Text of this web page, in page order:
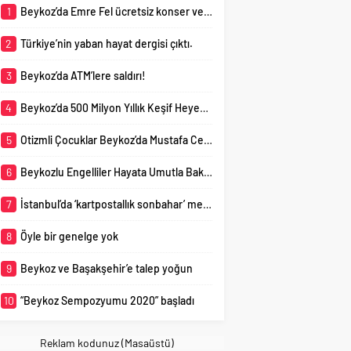
içinde...
İstanbul’da konut sektöründeki
değerlendiren Yüksek
Demir,...
tip koronavirüs (Kovid-
çevrim içi olarak başladı.
tarafından bu yıl ikincisi
Sempozyumu 2020”...
1 Beykoz’da Emre Fel ücretsiz konser verecek
2 Türkiye’nin yaban hayat dergisi çıktı.
3 Beykoz’da ATM’lere saldırı!
4 Beykoz’da 500 Milyon Yıllık Keşif Heyecanı
5 Otizmli Çocuklar Beykoz’da Mustafa Ceceli Ve Atla Terapiyle Buluştu
6 Beykozlu Engelliler Hayata Umutla Bakıyor
7 İstanbul’da ‘kartpostallık sonbahar’ mest etti
8 Öyle bir genelge yok
9 Beykoz ve Başakşehir’e talep yoğun
10 “Beykoz Sempozyumu 2020” başladı
Reklam kodunuz (Masaüstü)